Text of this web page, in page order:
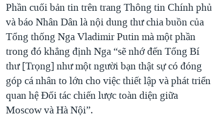
Phần cuối bản tin trên trang Thông tin Chính phủ
và báo Nhân Dân là nội dung thư chia buồn của
Tổng thống Nga Vladimir Putin mà một phần
trong đó khẳng định Nga “sẽ nhớ đến Tổng Bí
thư [Trọng] như một người bạn thật sự có đóng
góp cá nhân to lớn cho việc thiết lập và phát triển
quan hệ Đối tác chiến lược toàn diện giữa
Moscow và Hà Nội”.